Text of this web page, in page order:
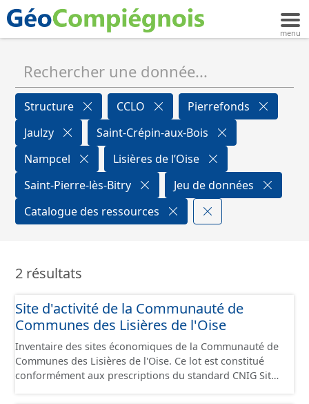
Structure CCLO
Pierrefonds
Jaulzy
Saint-Crépin-aux-Bois
Nampcel
Lisières de l’Oise
Saint-Pierre-lès-Bitry
Jeu de données
Catalogue des ressources
2 résultats
Site d'activité de la Communauté de
Communes des Lisières de l'Oise
Inventaire des sites économiques de la Communauté de
Communes des Lisières de l'Oise. Ce lot est constitué
conformément aux prescriptions du standard CNIG Sites